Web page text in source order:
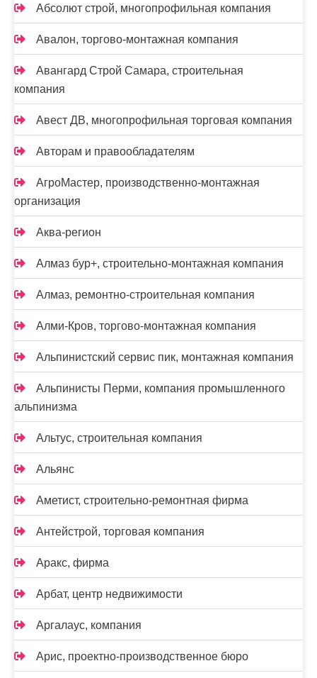
Абсолют строй, многопрофильная компания
Авалон, торгово-монтажная компания
Авангард Строй Самара, строительная
компания
Авест ДВ, многопрофильная торговая компания
Авторам и правообладателям
АгроМастер, производственно-монтажная
организация
Аква-регион
Алмаз бур+, строительно-монтажная компания
Алмаз, ремонтно-строительная компания
Алми-Кров, торгово-монтажная компания
Альпинистский сервис пик, монтажная компания
Альпинисты Перми, компания промышленного
альпинизма
Альтус, строительная компания
Альянс
Аметист, строительно-ремонтная фирма
Антейстрой, торговая компания
Аракс, фирма
Арбат, центр недвижимости
Аргалаус, компания
Арис, проектно-производственное бюро